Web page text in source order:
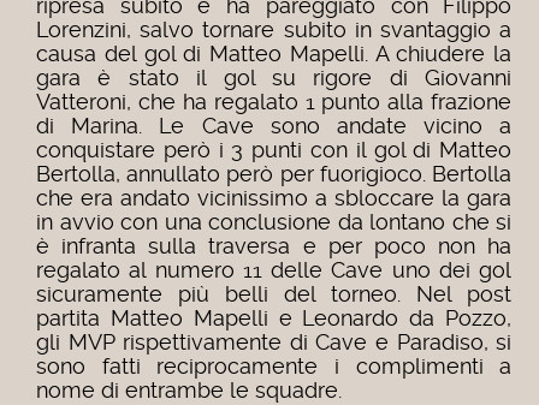
ripresa subito e ha pareggiato con Filippo
Lorenzini, salvo tornare subito in svantaggio a
causa del gol di Matteo Mapelli. A chiudere la
gara è stato il gol su rigore di Giovanni
Vatteroni, che ha regalato 1 punto alla frazione
di Marina. Le Cave sono andate vicino a
conquistare però i 3 punti con il gol di Matteo
Bertolla, annullato però per fuorigioco. Bertolla
che era andato vicinissimo a sbloccare la gara
in avvio con una conclusione da lontano che si
è infranta sulla traversa e per poco non ha
regalato al numero 11 delle Cave uno dei gol
sicuramente più belli del torneo. Nel post
partita Matteo Mapelli e Leonardo da Pozzo,
gli MVP rispettivamente di Cave e Paradiso, si
sono fatti reciprocamente i complimenti a
nome di entrambe le squadre.